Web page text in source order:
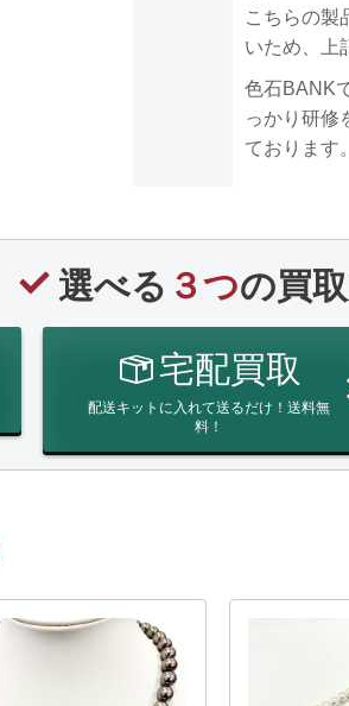
こちらの製
いため、上
色石BANK
っかり研修
ております。
選べる ３つの買
宅配買取
配送キットに入れて送るだけ！送料無
料！